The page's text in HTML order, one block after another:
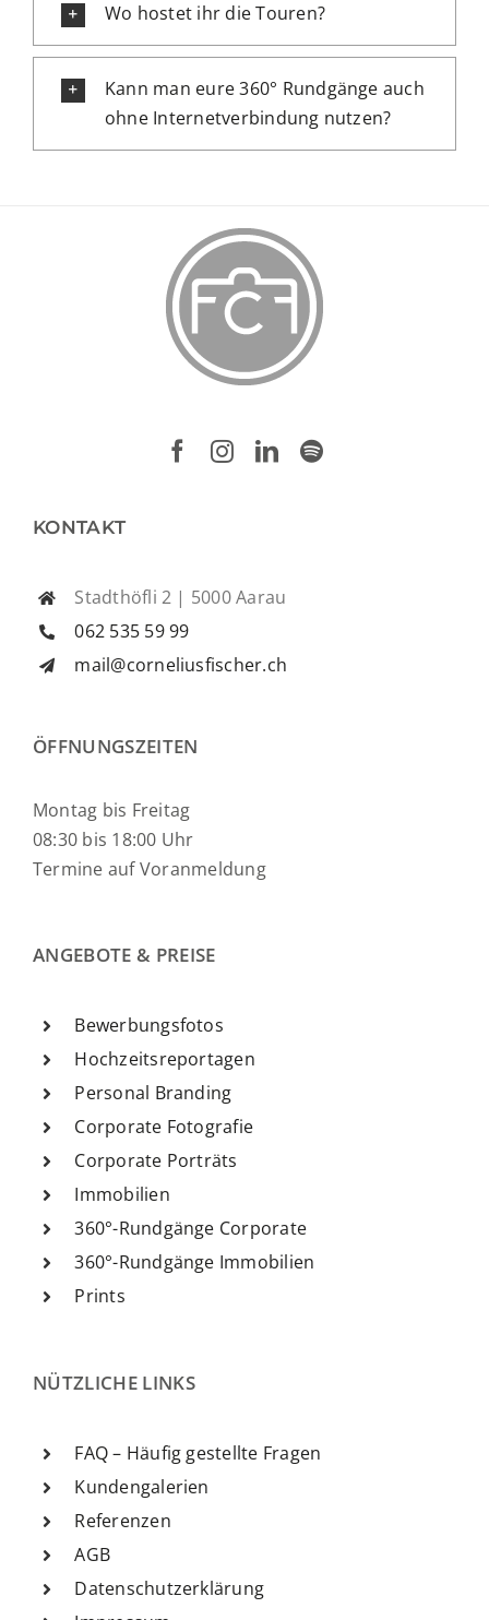
Wo hostet ihr die Touren?
Kann man eure 360° Rundgänge auch
ohne Internetverbindung nutzen?
KONTAKT
Stadthöfli 2 | 5000 Aarau
062 535 59 99
mail@corneliusfischer.ch
ÖFFNUNGSZEITEN
Montag bis Freitag
08:30 bis 18:00 Uhr
Termine auf Voranmeldung
ANGEBOTE & PREISE
Bewerbungsfotos
Hochzeitsreportagen
Personal Branding
Corporate Fotografie
Corporate Porträts
Immobilien
360°-Rundgänge Corporate
360°-Rundgänge Immobilien
Prints
NÜTZLICHE LINKS
FAQ – Häufig gestellte Fragen
Kundengalerien
Referenzen
AGB
Datenschutzerklärung